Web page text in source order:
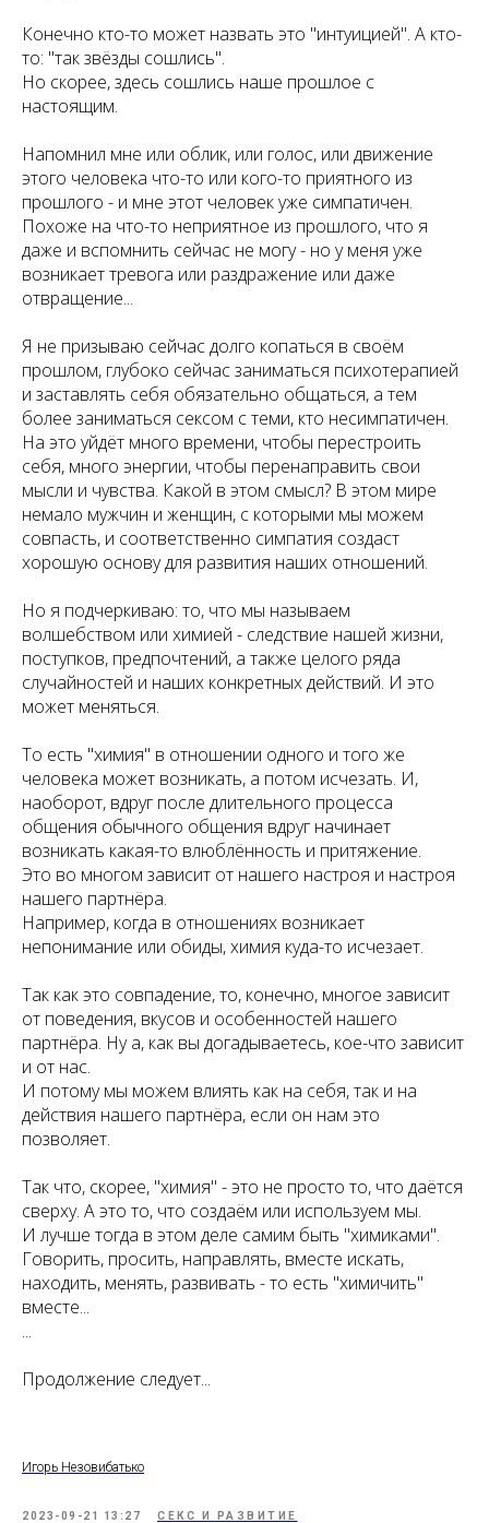
Конечно кто-то может назвать это "интуицией". А кто-
то: "так звёзды сошлись".
Но скорее, здесь сошлись наше прошлое с
настоящим.
Напомнил мне или облик, или голос, или движение
этого человека что-то или кого-то приятного из
прошлого - и мне этот человек уже симпатичен.
Похоже на что-то неприятное из прошлого, что я
даже и вспомнить сейчас не могу - но у меня уже
возникает тревога или раздражение или даже
отвращение...
Я не призываю сейчас долго копаться в своём
прошлом, глубоко сейчас заниматься психотерапией
и заставлять себя обязательно общаться, а тем
более заниматься сексом с теми, кто несимпатичен.
На это уйдёт много времени, чтобы перестроить
себя, много энергии, чтобы перенаправить свои
мысли и чувства. Какой в этом смысл? В этом мире
немало мужчин и женщин, с которыми мы можем
совпасть, и соответственно симпатия создаст
хорошую основу для развития наших отношений.
Но я подчеркиваю: то, что мы называем
волшебством или химией - следствие нашей жизни,
поступков, предпочтений, а также целого ряда
случайностей и наших конкретных действий. И это
может меняться.
То есть "химия" в отношении одного и того же
человека может возникать, а потом исчезать. И,
наоборот, вдруг после длительного процесса
общения обычного общения вдруг начинает
возникать какая-то влюблённость и притяжение.
Это во многом зависит от нашего настроя и настроя
нашего партнёра.
Например, когда в отношениях возникает
непонимание или обиды, химия куда-то исчезает.
Так как это совпадение, то, конечно, многое зависит
от поведения, вкусов и особенностей нашего
партнёра. Ну а, как вы догадываетесь, кое-что зависит
и от нас.
И потому мы можем влиять как на себя, так и на
действия нашего партнёра, если он нам это
позволяет.
Так что, скорее, "химия" - это не просто то, что даётся
сверху. А это то, что создаём или используем мы.
И лучше тогда в этом деле самим быть "химиками".
Говорить, просить, направлять, вместе искать,
находить, менять, развивать - то есть "химичить"
вместе...
...
Продолжение следует...
Игорь Незовибатько
2023-09-21 13:27 СЕКС И РАЗВИТИЕ